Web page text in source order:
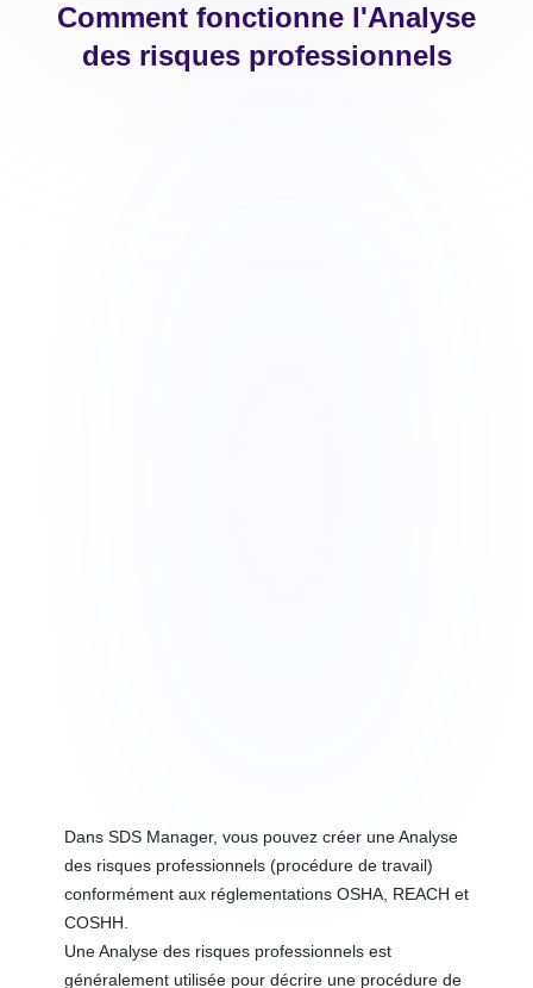
Comment fonctionne l'Analyse
des risques professionnels
Dans SDS Manager, vous pouvez créer une Analyse
des risques professionnels (procédure de travail)
conformément aux réglementations OSHA, REACH et
COSHH.
Une Analyse des risques professionnels est
généralement utilisée pour décrire une procédure de